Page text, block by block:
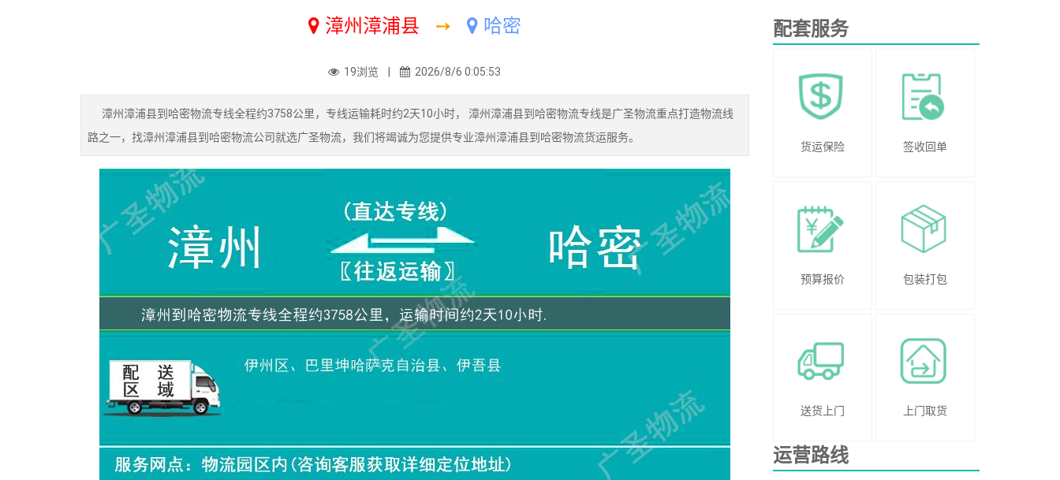
漳州漳浦县 ➙ 哈密
19浏览 | 2026/8/6 0:05:53
漳州漳浦县到哈密物流专线全程约3758公里，专线运输耗时约2天10小时， 漳州漳浦县到哈密物流专线是广圣物流重点打造物流线
路之一，找漳州漳浦县到哈密物流公司就选广圣物流，我们将竭诚为您提供专业漳州漳浦县到哈密物流货运服务。
配套服务
货运保险 签收回单
预算报价 包装打包
送货上门 上门取货
运营路线